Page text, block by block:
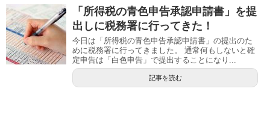
「所得税の青色申告承認申請書」を提
出しに税務署に行ってきた！
今日は「所得税の青色申告承認申請書」の提出のた
めに税務署に行ってきました。 通常何もしないと確
定申告は「白色申告」で提出することになり...
記事を読む